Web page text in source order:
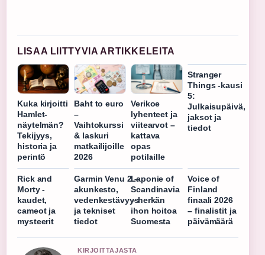
LISAA LIITTYVIA ARTIKKELEITA
Kuka kirjoitti
Hamlet-
näytelmän?
Tekijyys,
historia ja
perintö
Baht to euro
–
Vaihtokurssi
& laskuri
matkailijoille
2026
Verikoe
lyhenteet ja
viitearvot –
kattava
opas
potilaille
Stranger
Things -kausi
5:
Julkaisupäivä,
jaksot ja
tiedot
Rick and
Morty -
kaudet,
cameot ja
mysteerit
Garmin Venu 2 –
akunkesto,
vedenkestävyys
ja tekniset
tiedot
Laponie of
Scandinavia
– herkän
ihon hoitoa
Suomesta
Voice of
Finland
finaali 2026
– finalistit ja
päivämäärä
KIRJOITTAJASTA